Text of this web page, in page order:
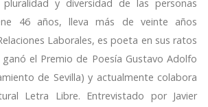
y diversidad de las personas
46 años, lleva más de veinte años
Laborales, es poeta en sus ratos
el Premio de Poesía Gustavo Adolfo
de Sevilla) y actualmente colabora
Letra Libre. Entrevistado por Javier